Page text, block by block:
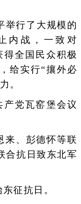
行了大规模的
内战，一致对
得全国民众积极
给实行“攘外必
。
党瓦窑堡会议
、彭德怀等联
合抗日致东北军
征抗日。